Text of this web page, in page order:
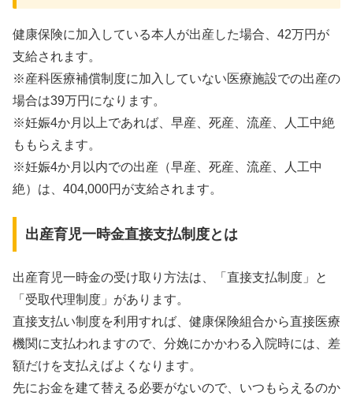
健康保険に加入している本人が出産した場合、 42万円 が
支給されます。
※産科医療補償制度に加入していない医療施設での出産の
場合は39万円になります。
※妊娠4か月以上であれば、早産、死産、流産、人工中絶
ももらえます。
※妊娠4か月以内での出産（早産、死産、流産、人工中
絶）は、404,000円が支給されます。
出産育児一時金直接支払制度とは
出産育児一時金の受け取り方法は、「直接支払制度」と
「受取代理制度」があります。
直接支払い制度を利用すれば、健康保険組合から直接医療
機関に支払われますので、分娩にかかわる入院時には、差
額だけを支払えばよくなります。
先にお金を建て替える必要がないので、いつもらえるのか